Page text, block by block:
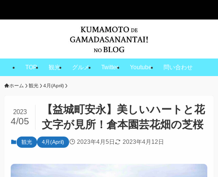
TOP 観光 グルメ Twitter Youtube 問い合わせ
ホーム 観光 4月(April)
【益城町安永】美しいハートと花
文字が見所！倉本園芸花畑の芝桜
2023
4/05
観光 4月(April) 2023年4月5日 2023年4月12日